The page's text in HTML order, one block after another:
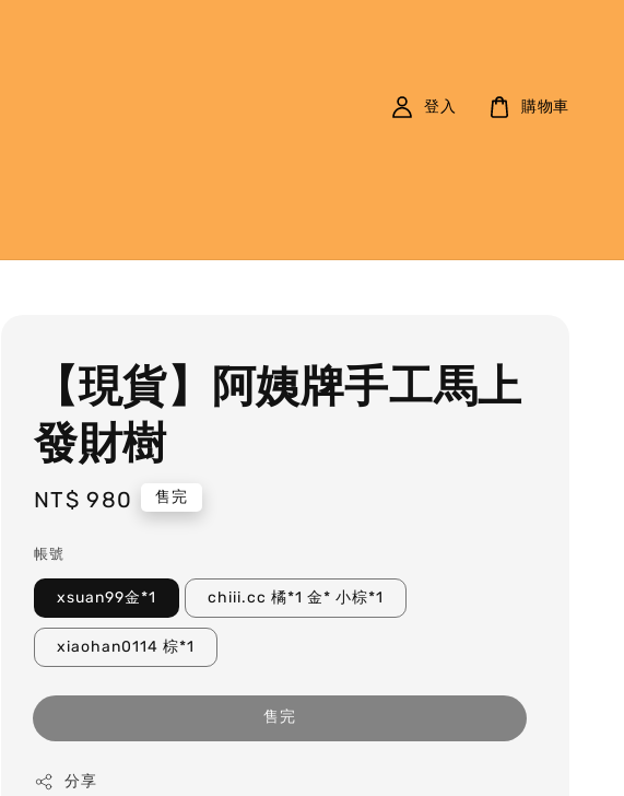
登入 購物車
【現貨】阿姨牌手工馬上
發財樹
Regular
NT$ 980 售完
帳號
xsuan99金*1 chiii.cc 橘*1 金* 小棕*1
xiaohan0114 棕*1
售完
分享